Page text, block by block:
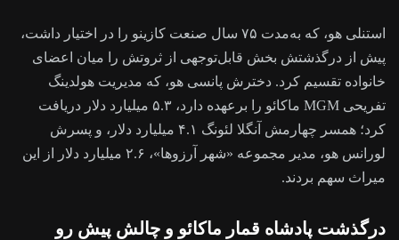
استنلی هو، که به‌مدت ۷۵ سال صنعت کازینو را در اختیار داشت،
پیش از درگذشتش بخش قابل‌توجهی از ثروتش را میان اعضای
خانواده تقسیم کرد. دخترش پانسی هو، که مدیریت هولدینگ
تفریحی MGM ماکائو را برعهده دارد، ۵.۳ میلیارد دلار دریافت
کرد؛ همسر چهارمش آنگلا لئونگ ۴.۱ میلیارد دلار، و پسرش
لورانس هو، مدیر مجموعه «شهر آرزوها»، ۲.۶ میلیارد دلار از این
میراث سهم بردند.
درگذشت پادشاه قمار ماکائو و چالش پیش رو